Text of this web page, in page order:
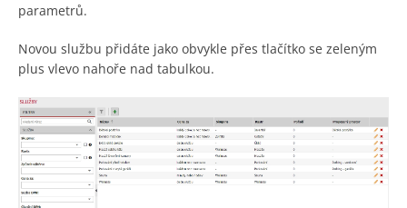
parametrů.
Novou službu přidáte jako obvykle přes tlačítko se zeleným
plus vlevo nahoře nad tabulkou.